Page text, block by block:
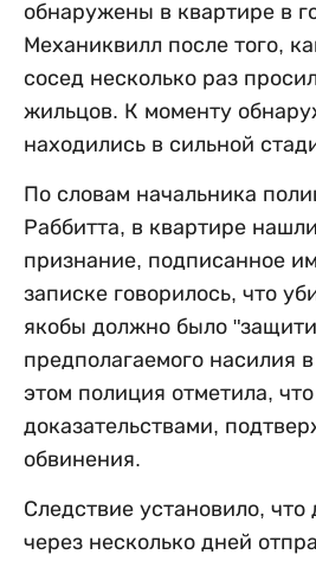
обнаружены в квартире в
Механиквилл после того,
сосед несколько раз
жильцов. К моменту
находились в сильной
По словам начальника
Раббитта, в квартире
признание, подписанное
записке говорилось, что
якобы должно было
предполагаемого насилия
этом полиция отметила,
доказательствами,
обвинения.
Следствие установило,
через несколько дней